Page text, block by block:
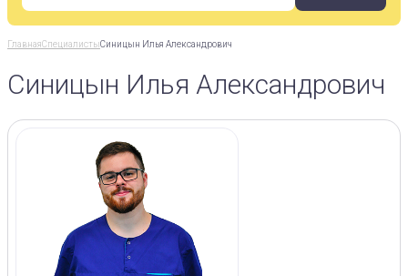
ГлавнаяСпециалистыСиницын Илья Александрович
Синицын Илья Александрович